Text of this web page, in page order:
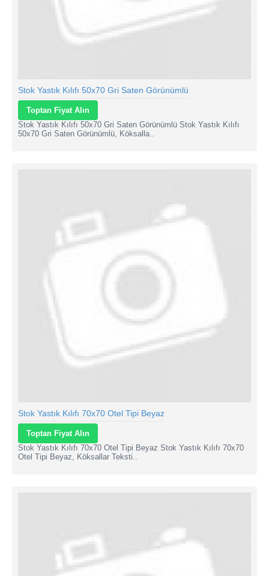
Stok Yastık Kılıfı 50x70 Gri Saten Görünümlü
Toptan Fiyat Alın
Stok Yastık Kılıfı 50x70 Gri Saten Görünümlü Stok Yastık Kılıfı
50x70 Gri Saten Görünümlü, Köksalla..
Stok Yastık Kılıfı 70x70 Otel Tipi Beyaz
Toptan Fiyat Alın
Stok Yastık Kılıfı 70x70 Otel Tipi Beyaz Stok Yastık Kılıfı 70x70
Otel Tipi Beyaz, Köksallar Teksti..